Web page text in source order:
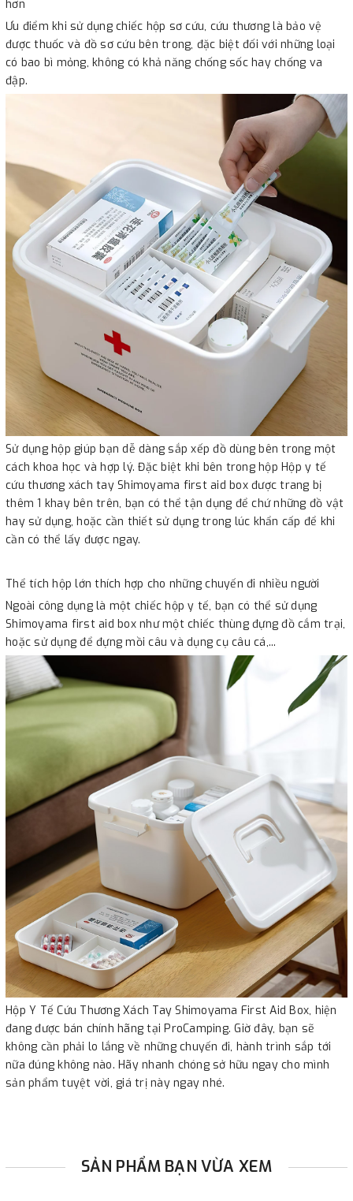
hơn
Ưu điểm khi sử dụng chiếc hộp sơ cứu, cứu thương là bảo vệ
được thuốc và đồ sơ cứu bên trong, đặc biệt đối với những loại
có bao bì mỏng, không có khả năng chống sốc hay chống va
đập.
Sử dụng hộp giúp bạn dễ dàng sắp xếp đồ dùng bên trong một
cách khoa học và hợp lý. Đặc biệt khi bên trong hộp Hộp y tế
cứu thương xách tay Shimoyama first aid box được trang bị
thêm 1 khay bên trên, bạn có thể tận dụng để chứ những đồ vật
hay sử dụng, hoặc cần thiết sử dụng trong lúc khẩn cấp để khi
cần có thể lấy được ngay.
Thể tích hộp lớn thích hợp cho những chuyến đi nhiều người
Ngoài công dụng là một chiếc hộp y tế, bạn có thể sử dụng
Shimoyama first aid box như một chiếc thùng đựng đồ cắm trại,
hoặc sử dụng để đựng mồi câu và dụng cụ câu cá,...
Hộp Y Tế Cứu Thương Xách Tay Shimoyama First Aid Box, hiện
đang được bán chính hãng tại ProCamping. Giờ đây, bạn sẽ
không cần phải lo lắng về những chuyến đi, hành trình sắp tới
nữa đúng không nào. Hãy nhanh chóng sở hữu ngay cho mình
sản phẩm tuyệt vời, giá trị này ngay nhé.
SẢN PHẨM BẠN VỪA XEM